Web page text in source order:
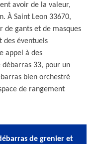
avoir de la valeur,
À Saint Leon 33670,
de gants et de masques
des éventuels
appel à des
débarras 33, pour un
bien orchestré
de rangement
de grenier et